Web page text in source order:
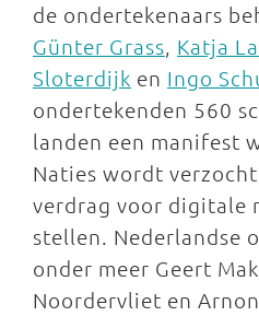
de ondertekenaars
Günter Grass, Katja
Sloterdijk en Ingo
ondertekenden 560
landen een manifest
Naties wordt
verdrag voor digitale
stellen. Nederlandse
onder meer Geert
Noordervliet en